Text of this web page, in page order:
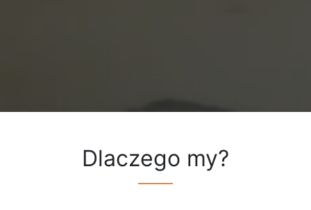
Dlaczego my?